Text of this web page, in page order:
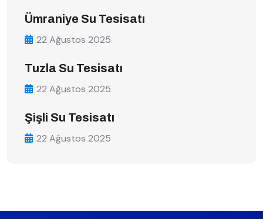
Ümraniye Su Tesisatı
22 Ağustos 2025
Tuzla Su Tesisatı
22 Ağustos 2025
Şişli Su Tesisatı
22 Ağustos 2025